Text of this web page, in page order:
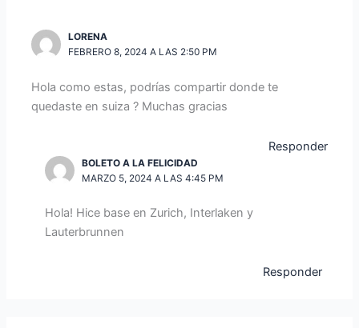
LORENA
FEBRERO 8, 2024 A LAS 2:50 PM
Hola como estas, podrías compartir donde te
quedaste en suiza ? Muchas gracias
Responder
BOLETO A LA FELICIDAD
MARZO 5, 2024 A LAS 4:45 PM
Hola! Hice base en Zurich, Interlaken y
Lauterbrunnen
Responder